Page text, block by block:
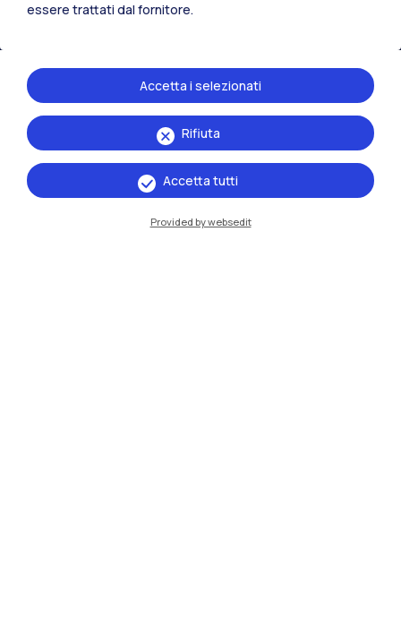
essere trattati dal fornitore.
Rifiuta
Accetta i selezionati
Accetta tutti
Provided by websedit